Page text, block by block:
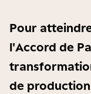
Pour
l'Accord de
de